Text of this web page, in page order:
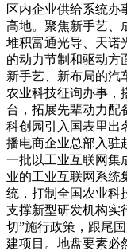
区内企业供给系统办
高地。聚焦新手艺、
堆积富通光导、天诺
的动力节制和驱动方
新手艺、新布局的汽
农业科技征询办事，
台，拓展先辈动力配
科创园引入国表里出
播电商企业总部入驻
一批以工业互联网集
业的工业互联网系统
统，打制全国农业科
支撑新型研发机构实
切”施行政策，跟尾
建项目。地盘要素必